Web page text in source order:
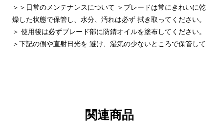
＞＞日常のメンテナンスについて ＞ブレードは常にきれいに乾
燥した状態で保管し、水分、汚れは必ず 拭き取ってください。
＞ 使用後は必ずブレード部に防錆オイルを塗布してください。
＞下記の側や直射日光を 避け、湿気の少ないところで保管して
関連商品